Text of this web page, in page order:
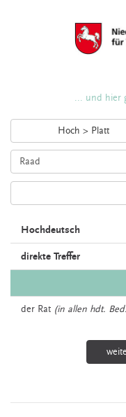
... und hier
Hoch > Platt
Hochdeutsch
direkte Treffer
der Rat (in allen hdt.